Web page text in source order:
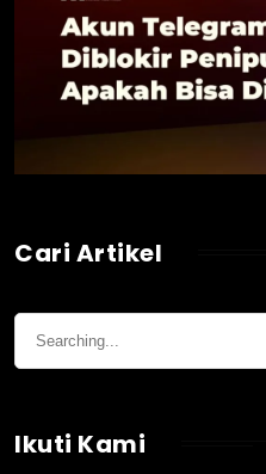
Cari Artikel
Ikuti Kami